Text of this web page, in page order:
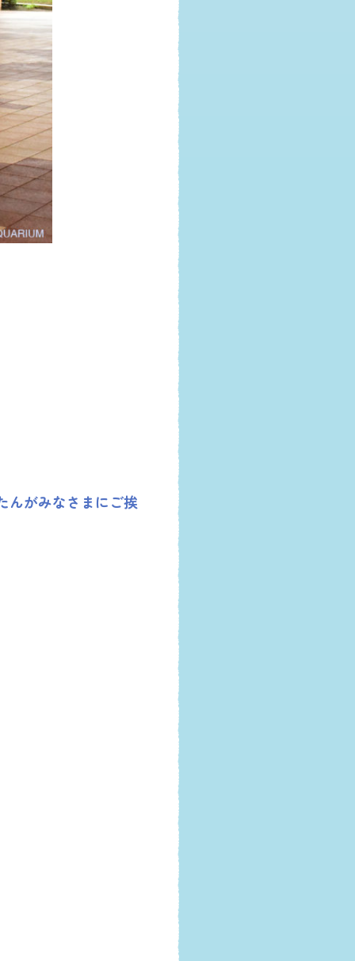
んがみなさまにご挨